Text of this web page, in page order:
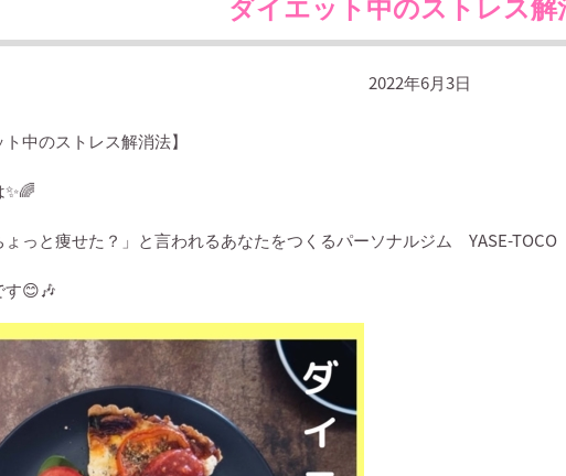
2022年6月3日
ト中のストレス解消法】
✨🌈
ょっと痩せた？」と言われるあなたをつくるパーソナルジム YASE-TOCO
す😊🎶